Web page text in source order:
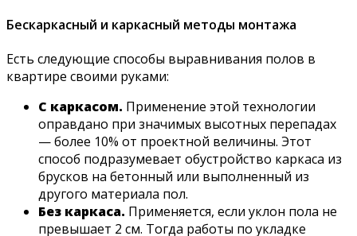
Бескаркасный и каркасный методы монтажа
Есть следующие способы выравнивания полов в
квартире своими руками:
С каркасом. Применение этой технологии
оправдано при значимых высотных перепадах
— более 10% от проектной величины. Этот
способ подразумевает обустройство каркаса из
брусков на бетонный или выполненный из
другого материала пол.
Без каркаса. Применяется, если уклон пола не
превышает 2 см. Тогда работы по укладке